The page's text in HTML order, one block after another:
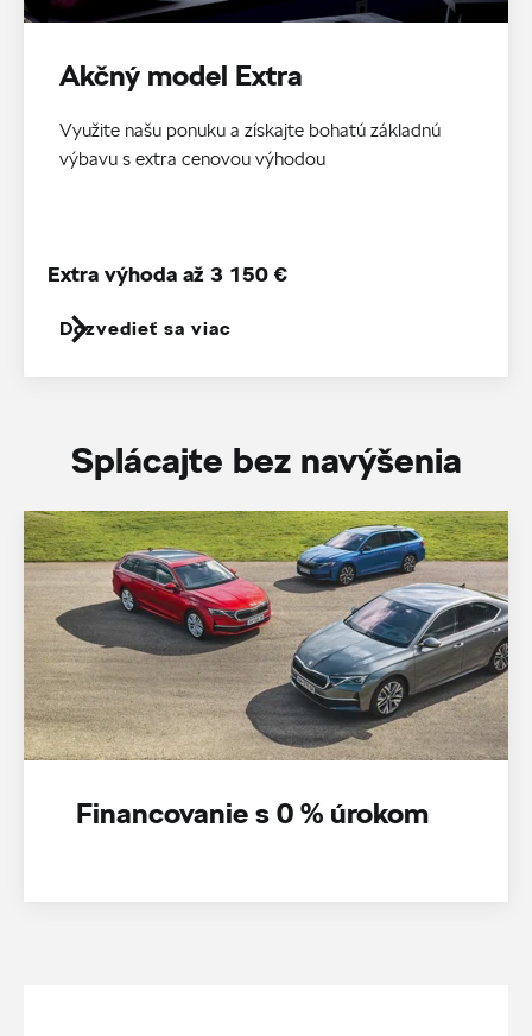
Akčný model Extra
Využite našu ponuku a získajte bohatú základnú
výbavu s extra cenovou výhodou
Dozvedieť sa viac
Extra výhoda až 3 150 €
Splácajte bez navýšenia
Financovanie s 0 % úrokom